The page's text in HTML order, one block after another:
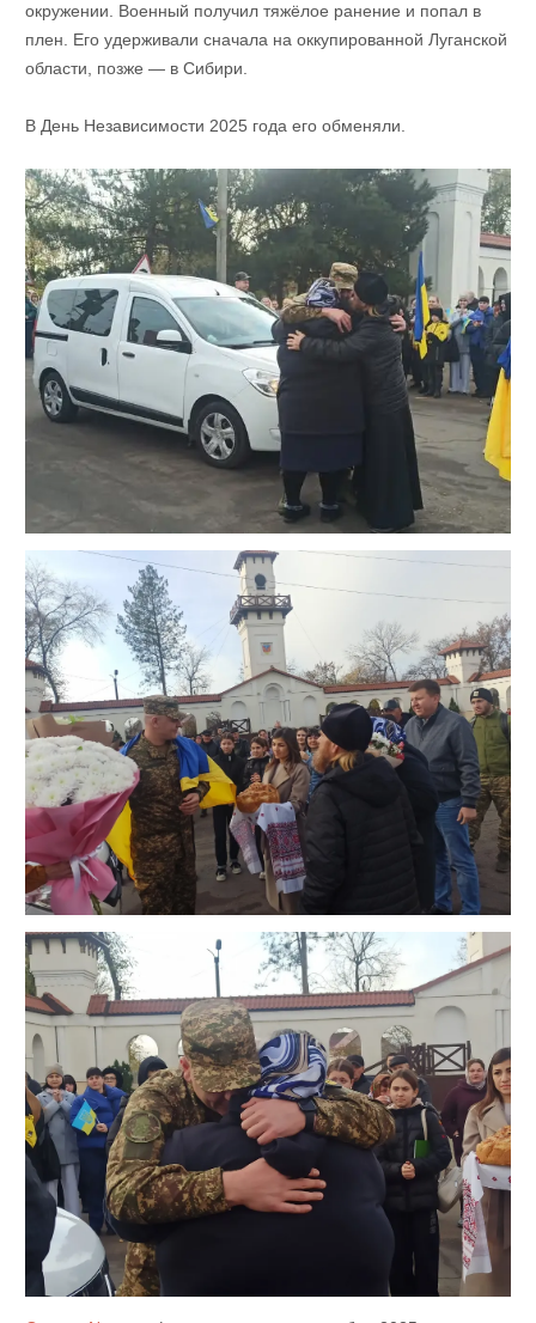
окружении. Военный получил тяжёлое ранение и попал в
плен. Его удерживали сначала на оккупированной Луганской
области, позже — в Сибири.
В День Независимости 2025 года его обменяли.